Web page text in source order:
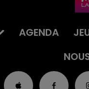
AGENDA